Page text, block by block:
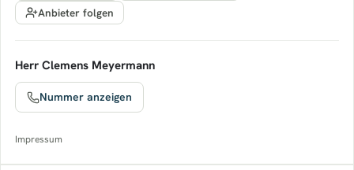
Anbieter folgen
Herr Clemens Meyermann
Nummer anzeigen
Impressum